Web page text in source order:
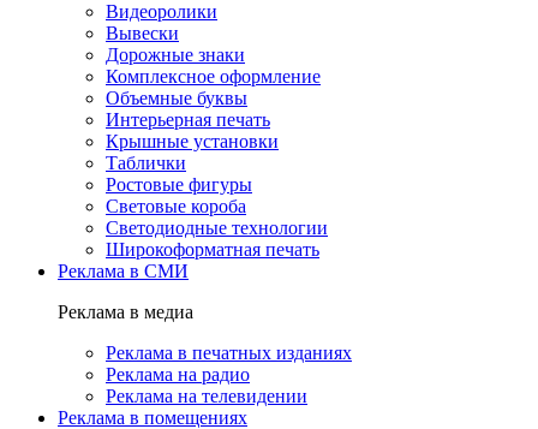
Видеоролики
Вывески
Дорожные знаки
Комплексное оформление
Объемные буквы
Интерьерная печать
Крышные установки
Таблички
Ростовые фигуры
Световые короба
Светодиодные технологии
Широкоформатная печать
Реклама в СМИ
Реклама в медиа
Реклама в печатных изданиях
Реклама на радио
Реклама на телевидении
Реклама в помещениях